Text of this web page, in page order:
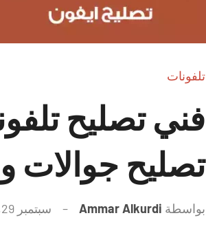
تلفونات
تصليح جوالات
بواسطة Ammar Alkurdi سبتمبر 29, 2021